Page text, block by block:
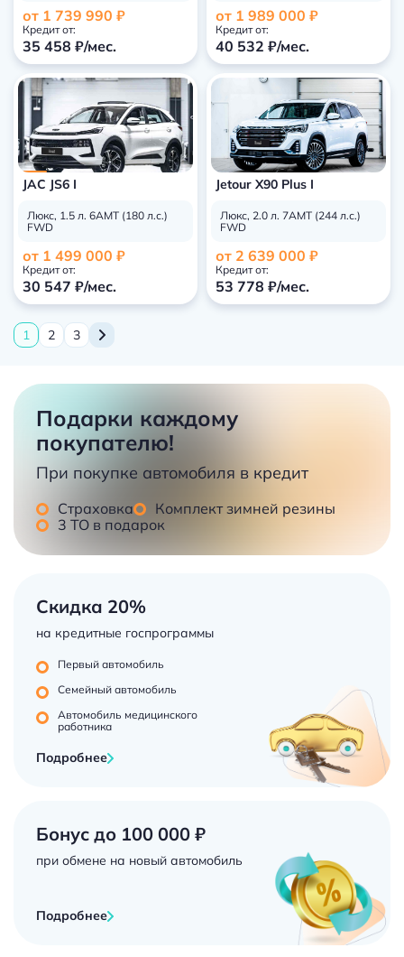
от 1 739 990 ₽
Кредит от:
35 458 ₽/мес.
от 1 989 000 ₽
Кредит от:
40 532 ₽/мес.
JAC JS6 I
Люкс, 1.5 л. 6АМТ (180 л.с.)
FWD
от 1 499 000 ₽
Кредит от:
30 547 ₽/мес.
Jetour X90 Plus I
Люкс, 2.0 л. 7AMT (244 л.с.)
FWD
от 2 639 000 ₽
Кредит от:
53 778 ₽/мес.
1 2 3
Подарки каждому
покупателю!
При покупке автомобиля в кредит
Страховка
Комплект зимней резины
3 ТО в подарок
Скидка 20%
на кредитные госпрограммы
Первый автомобиль
Семейный автомобиль
Автомобиль медицинского
работника
Подробнее
Бонус до 100 000 ₽
при обмене на новый автомобиль
Подробнее